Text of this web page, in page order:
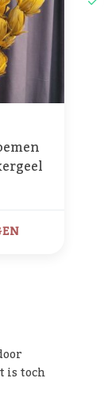
okergeel
is toch